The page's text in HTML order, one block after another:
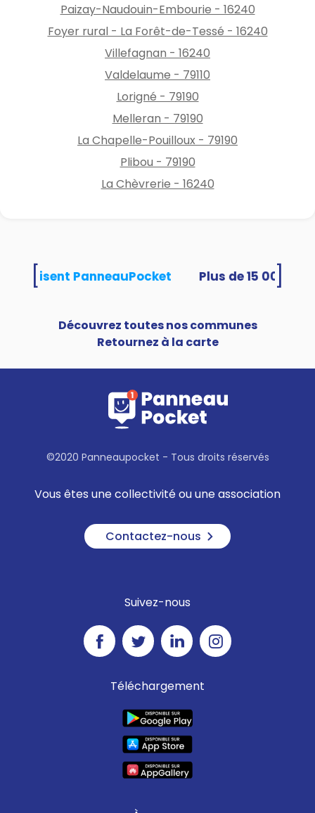
Paizay-Naudouin-Embourie - 16240
Foyer rural - La Forêt-de-Tessé - 16240
Villefagnan - 16240
Valdelaume - 79110
Lorigné - 79190
Melleran - 79190
La Chapelle-Pouilloux - 79190
Plibou - 79190
La Chèvrerie - 16240
utilisent PanneauPocket
Découvrez toutes nos communes
Retournez à la carte
©2020 Panneaupocket - Tous droits réservés
Vous êtes une collectivité ou une association
Contactez-nous
Suivez-nous
Téléchargement